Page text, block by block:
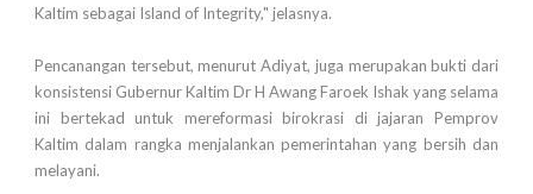
Kaltim sebagai Island of Integrity," jelasnya.
Pencanangan tersebut, menurut Adiyat, juga merupakan bukti dari
konsistensi Gubernur Kaltim Dr H Awang Faroek Ishak yang selama
ini bertekad untuk mereformasi birokrasi di jajaran Pemprov
Kaltim dalam rangka menjalankan pemerintahan yang bersih dan
melayani.